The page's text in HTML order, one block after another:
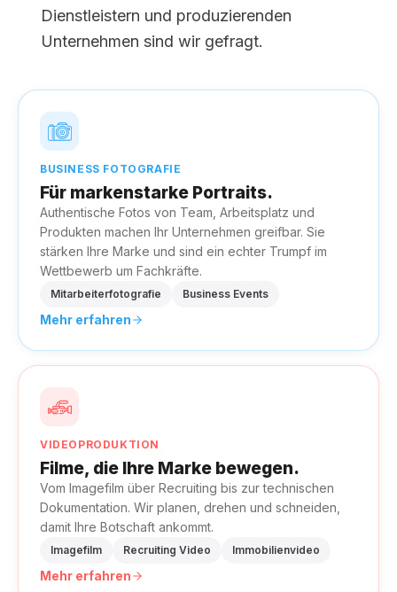
Dienstleistern und produzierenden
Unternehmen sind wir gefragt.
BUSINESS FOTOGRAFIE
Für markenstarke Portraits.
Authentische Fotos von Team, Arbeitsplatz und
Produkten machen Ihr Unternehmen greifbar. Sie
stärken Ihre Marke und sind ein echter Trumpf im
Wettbewerb um Fachkräfte.
Mitarbeiterfotografie Business Events
Mehr erfahren
VIDEOPRODUKTION
Filme, die Ihre Marke bewegen.
Vom Imagefilm über Recruiting bis zur technischen
Dokumentation. Wir planen, drehen und schneiden,
damit Ihre Botschaft ankommt.
Imagefilm Recruiting Video Immobilienvideo
Mehr erfahren